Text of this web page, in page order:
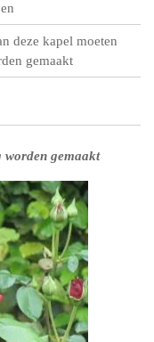
deze kapel moeten
gemaakt
worden gemaakt